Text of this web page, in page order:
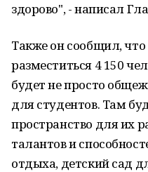
здорово", - написал
Также он сообщил, что
разместиться 4 150
будет не просто
для студентов. Там
пространство для их
талантов и
отдыха, детский сад